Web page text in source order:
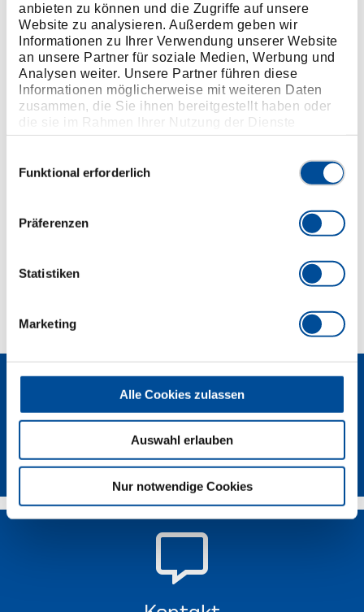
anbieten zu können und die Zugriffe auf unsere
Website zu analysieren. Außerdem geben wir
Informationen zu Ihrer Verwendung unserer Website
an unsere Partner für soziale Medien, Werbung und
Analysen weiter. Unsere Partner führen diese
Informationen möglicherweise mit weiteren Daten
zusammen, die Sie ihnen bereitgestellt haben oder
die sie im Rahmen Ihrer Nutzung der Dienste
gesammelt haben. Unsere vollständige
Funktional erforderlich
Präferenzen
Statistiken
Marketing
Alle Cookies zulassen
Auswahl erlauben
Nur notwendige Cookies
Schraubendreher mit T-Griff für besondere
Schraubfälle, die einen hohen Krafteinsatz erfordern
Gängige Größen für Innen-6-kant Schrauben 2 2,5 3
4 5 6 8 10
Kräfteschonendes Arbeiten durch ergonomische 2-
Komponenten T-Griffe mit Aufhängeloch
Chrom-Vanadium-Stahl, Klinge verchromt, Spitze
Newsletter